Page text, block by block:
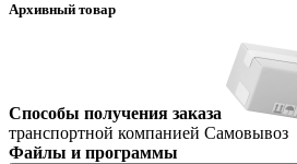
Архивный товар
Способы получения заказа
транспортной компанией Самовывоз
Файлы и программы